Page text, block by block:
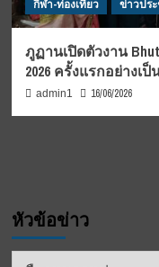
กีฬา-ท่องเที่ยว ข่าวปร
ภูฏานเปิดตัวงาน
2026 ครั้งแรกอย่างเ
admin1 16/06/2026
หัวข้อข่าว
หัวข้อ